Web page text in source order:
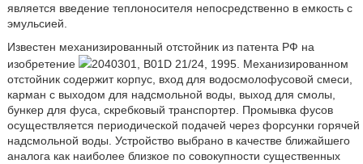
является введение теплоносителя непосредственно в емкость с
эмульсией.
Известен механизированный отстойник из патента РФ на
изобретение
2040301, B01D 21/24, 1995. Механизированном
отстойник содержит корпус, вход для водосмолофусовой смеси,
карман с выходом для надсмольной воды, выход для смолы,
бункер для фуса, скребковый транспортер. Промывка фусов
осуществляется периодической подачей через форсунки горячей
надсмольной воды. Устройство выбрано в качестве ближайшего
аналога как наиболее близкое по совокупности существенных